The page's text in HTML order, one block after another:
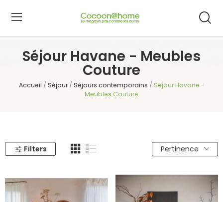
Séjour Havane - Meubles
Couture
Accueil Séjour Séjours contemporains
Séjour Havane -
Meubles Couture
Filters Pertinence